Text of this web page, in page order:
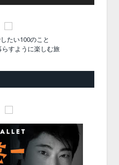
たい100のこと
すように楽しむ旅